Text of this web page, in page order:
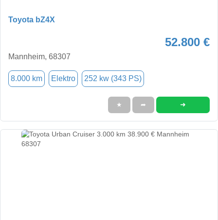
Toyota bZ4X
52.800 €
Mannheim, 68307
8.000 km Elektro 252 kw (343 PS)
★ ➦ ➜